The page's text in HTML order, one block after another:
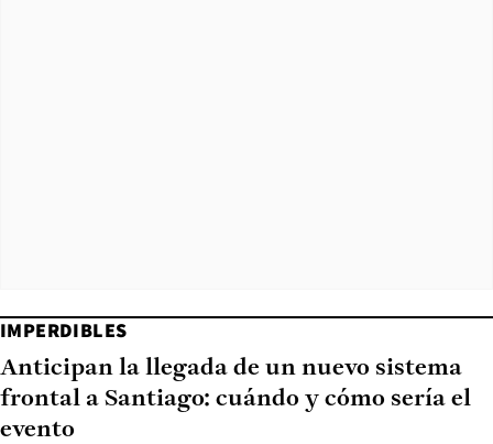
IMPERDIBLES
Anticipan la llegada de un nuevo sistema
frontal a Santiago: cuándo y cómo sería el
evento